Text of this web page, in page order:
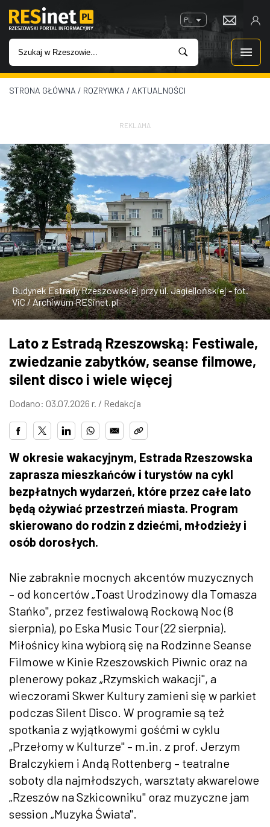
PL
WIADOMOŚCI
IMPREZY
ROZRYWKA
W KINACH
GASTRONOMIA
ZDJĘCIA
W RZESZOWIE
STRONA GŁÓWNA / ROZRYWKA / AKTUALNOŚCI
REKLAMA
Budynek Estrady Rzeszowskiej przy ul. Jagiellońskiej - fot.
ViC / Archiwum RESinet.pl
Lato z Estradą Rzeszowską: Festiwale,
zwiedzanie zabytków, seanse filmowe,
silent disco i wiele więcej
Dodano: 03.07.2026 r. / Redakcja
W okresie wakacyjnym, Estrada Rzeszowska
zaprasza mieszkańców i turystów na cykl
bezpłatnych wydarzeń, które przez całe lato
będą ożywiać przestrzeń miasta. Program
skierowano do rodzin z dziećmi, młodzieży i
osób dorosłych.
Nie zabraknie mocnych akcentów muzycznych
– od koncertów „Toast Urodzinowy dla Tomasza
Stańko", przez festiwalową Rockową Noc (8
sierpnia), po Eska Music Tour (22 sierpnia).
Miłośnicy kina wybiorą się na Rodzinne Seanse
Filmowe w Kinie Rzeszowskich Piwnic oraz na
plenerowy pokaz „Rzymskich wakacji", a
wieczorami Skwer Kultury zamieni się w parkiet
podczas Silent Disco. W programie są też
spotkania z wyjątkowymi gośćmi w cyklu
„Przełomy w Kulturze" – m.in. z prof. Jerzym
Bralczykiem i Andą Rottenberg – teatralne
soboty dla najmłodszych, warsztaty akwarelowe
„Rzeszów na Szkicowniku" oraz muzyczne jam
session „Muzyka Świata".